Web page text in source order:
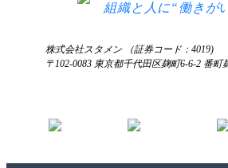
組織と人に“働きが
株式会社スタメン （証券コード：4019)
〒102-0083 東京都千代田区麹町6-6-2 番町